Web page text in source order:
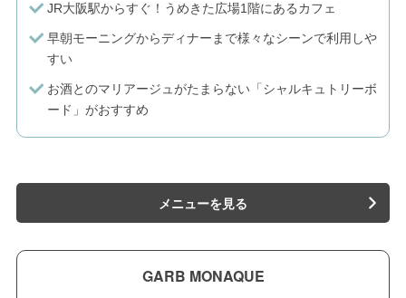
JR大阪駅からすぐ！うめきた広場1階にあるカフェ
早朝モーニングからディナーまで様々なシーンで利用しや
すい
お酒とのマリアージュがたまらない「シャルキュトリーボ
ード」がおすすめ
メニューを見る
GARB MONAQUE